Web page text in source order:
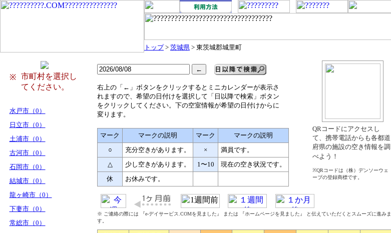
トップ> 茨城県 > 東茨城郡城里町
※
市町村を選択し
てください。
水戸市（0）
日立市（0）
土浦市（0）
古河市（0）
石岡市（0）
結城市（0）
龍ヶ崎市（0）
下妻市（0）
常総市（0）
右上の「←」ボタンをクリックするとミニカレンダーが表示さ
れますので、希望の日付けを選択して「日以降で検索」ボタン
をクリックしてください。下の空室情報が希望の日付けからに
変ります。
マーク マークの説明 マーク
マークの説明
○
充分空きがあります。 ×
満員です。
△
少し空きがあります。 1〜10
現在の空き状況です。
休
お休みです。
QRコードにアクセスし
て、携帯電話からも各都道
府県の施設の空き情報を調
べよう！
※QRコードは（株）デンソーウェ
ーブの登録商標です。
※ ご連絡の際には 『e-デイサービス.COMを見ました』 または 『ホームページを見ました』 と伝えていただくとスムーズに進みま
す。